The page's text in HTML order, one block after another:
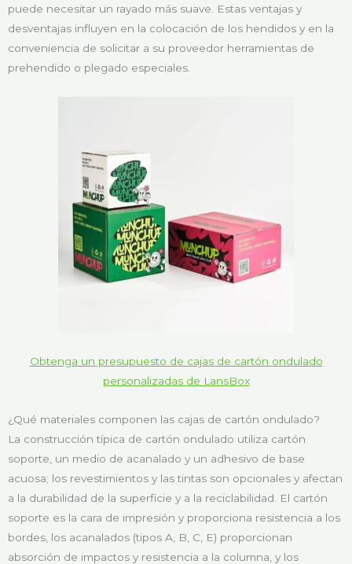
puede necesitar un rayado más suave. Estas ventajas y
desventajas influyen en la colocación de los hendidos y en la
conveniencia de solicitar a su proveedor herramientas de
prehendido o plegado especiales.
Obtenga un presupuesto de cajas de cartón ondulado
personalizadas de LansBox
¿Qué materiales componen las cajas de cartón ondulado?
La construcción típica de cartón ondulado utiliza cartón
soporte, un medio de acanalado y un adhesivo de base
acuosa; los revestimientos y las tintas son opcionales y afectan
a la durabilidad de la superficie y a la reciclabilidad. El cartón
soporte es la cara de impresión y proporciona resistencia a los
bordes, los acanalados (tipos A, B, C, E) proporcionan
absorción de impactos y resistencia a la columna, y los